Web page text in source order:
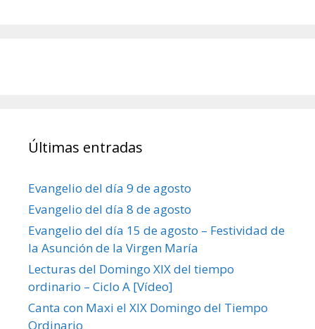
Últimas entradas
Evangelio del día 9 de agosto
Evangelio del día 8 de agosto
Evangelio del día 15 de agosto – Festividad de
la Asunción de la Virgen María
Lecturas del Domingo XIX del tiempo
ordinario – Ciclo A [Vídeo]
Canta con Maxi el XIX Domingo del Tiempo
Ordinario